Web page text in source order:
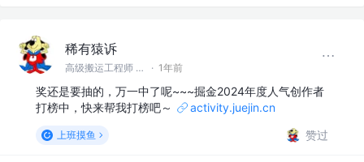
稀有猿诉
高级搬运工程师 @稀有猿诉 · 1年前
奖还是要抽的，万一中了呢~~~掘金2024年度人气创作者
打榜中，快来帮我打榜吧～
activity.juejin.cn
上班摸鱼 赞过